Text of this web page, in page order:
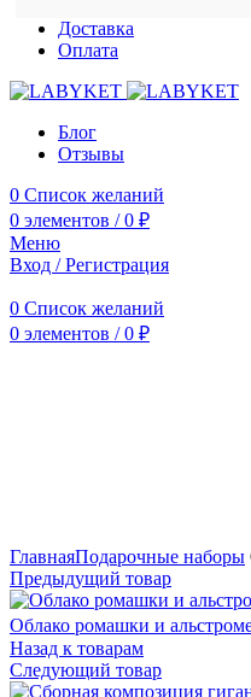
Доставка
Оплата
Блог
Отзывы
0 Список желаний
0 элементов / 0 ₽
Меню
Вход / Регистрация
0 Список желаний
0 элементов / 0 ₽
ГлавнаяПодарочные наборы
Предыдущий товар
Облако ромашки и
Назад к товарам
Следующий товар